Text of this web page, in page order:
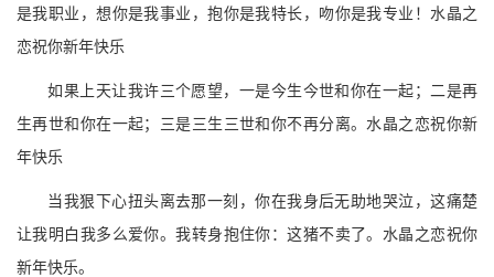
是我职业，想你是我事业，抱你是我特长，吻你是我专业！水晶之
恋祝你新年快乐
如果上天让我许三个愿望，一是今生今世和你在一起；二是再
生再世和你在一起；三是三生三世和你不再分离。水晶之恋祝你新
年快乐
当我狠下心扭头离去那一刻，你在我身后无助地哭泣，这痛楚
让我明白我多么爱你。我转身抱住你：这猪不卖了。水晶之恋祝你
新年快乐。